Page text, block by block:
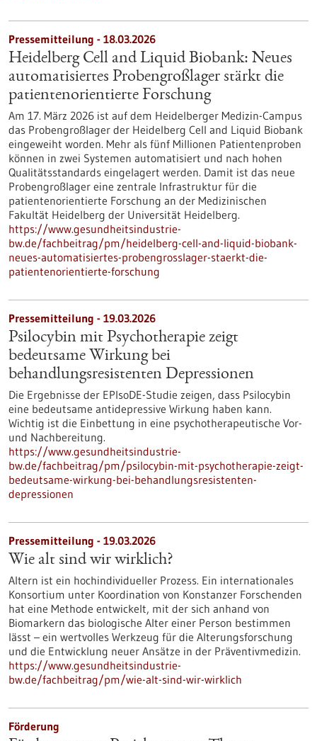
Pressemitteilung - 18.03.2026
Heidelberg Cell and Liquid Biobank: Neues
automatisiertes Probengroßlager stärkt die
patientenorientierte Forschung
Am 17. März 2026 ist auf dem Heidelberger Medizin-Campus
das Probengroßlager der Heidelberg Cell and Liquid Biobank
eingeweiht worden. Mehr als fünf Millionen Patientenproben
können in zwei Systemen automatisiert und nach hohen
Qualitätsstandards eingelagert werden. Damit ist das neue
Probengroßlager eine zentrale Infrastruktur für die
patientenorientierte Forschung an der Medizinischen
Fakultät Heidelberg der Universität Heidelberg.
https://www.gesundheitsindustrie-
bw.de/fachbeitrag/pm/heidelberg-cell-and-liquid-biobank-
neues-automatisiertes-probengrosslager-staerkt-die-
patientenorientierte-forschung
Pressemitteilung - 19.03.2026
Psilocybin mit Psychotherapie zeigt
bedeutsame Wirkung bei
behandlungsresistenten Depressionen
Die Ergebnisse der EPIsoDE-Studie zeigen, dass Psilocybin
eine bedeutsame antidepressive Wirkung haben kann.
Wichtig ist die Einbettung in eine psychotherapeutische Vor-
und Nachbereitung.
https://www.gesundheitsindustrie-
bw.de/fachbeitrag/pm/psilocybin-mit-psychotherapie-zeigt-
bedeutsame-wirkung-bei-behandlungsresistenten-
depressionen
Pressemitteilung - 19.03.2026
Wie alt sind wir wirklich?
Altern ist ein hochindividueller Prozess. Ein internationales
Konsortium unter Koordination von Konstanzer Forschenden
hat eine Methode entwickelt, mit der sich anhand von
Biomarkern das biologische Alter einer Person bestimmen
lässt – ein wertvolles Werkzeug für die Alterungsforschung
und die Entwicklung neuer Ansätze in der Präventivmedizin.
https://www.gesundheitsindustrie-
bw.de/fachbeitrag/pm/wie-alt-sind-wir-wirklich
Förderung